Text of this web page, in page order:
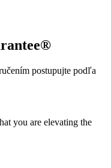
postupujte podľa
you are elevating the